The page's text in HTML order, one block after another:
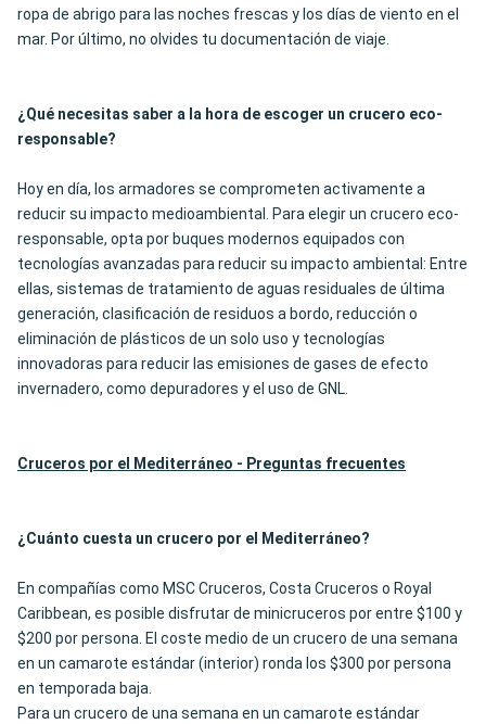
ropa de abrigo para las noches frescas y los días de viento en el
mar. Por último, no olvides tu documentación de viaje.
¿Qué necesitas saber a la hora de escoger un crucero eco-
responsable?
Hoy en día, los armadores se comprometen activamente a
reducir su impacto medioambiental. Para elegir un crucero eco-
responsable, opta por buques modernos equipados con
tecnologías avanzadas para reducir su impacto ambiental: Entre
ellas, sistemas de tratamiento de aguas residuales de última
generación, clasificación de residuos a bordo, reducción o
eliminación de plásticos de un solo uso y tecnologías
innovadoras para reducir las emisiones de gases de efecto
invernadero, como depuradores y el uso de GNL.
Cruceros por el Mediterráneo - Preguntas frecuentes
¿Cuánto cuesta un crucero por el Mediterráneo?
En compañías como MSC Cruceros, Costa Cruceros o Royal
Caribbean, es posible disfrutar de minicruceros por entre $100 y
$200 por persona. El coste medio de un crucero de una semana
en un camarote estándar (interior) ronda los $300 por persona
en temporada baja.
Para un crucero de una semana en un camarote estándar